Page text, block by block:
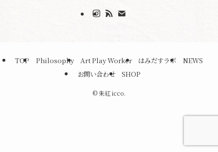
TOP Philosophy Art Play Worker はみだすラボ
NEWS
お問い合わせ
SHOP
©朱紅 icco.